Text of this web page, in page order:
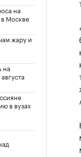
на
Москве
жару и
на
в вузах